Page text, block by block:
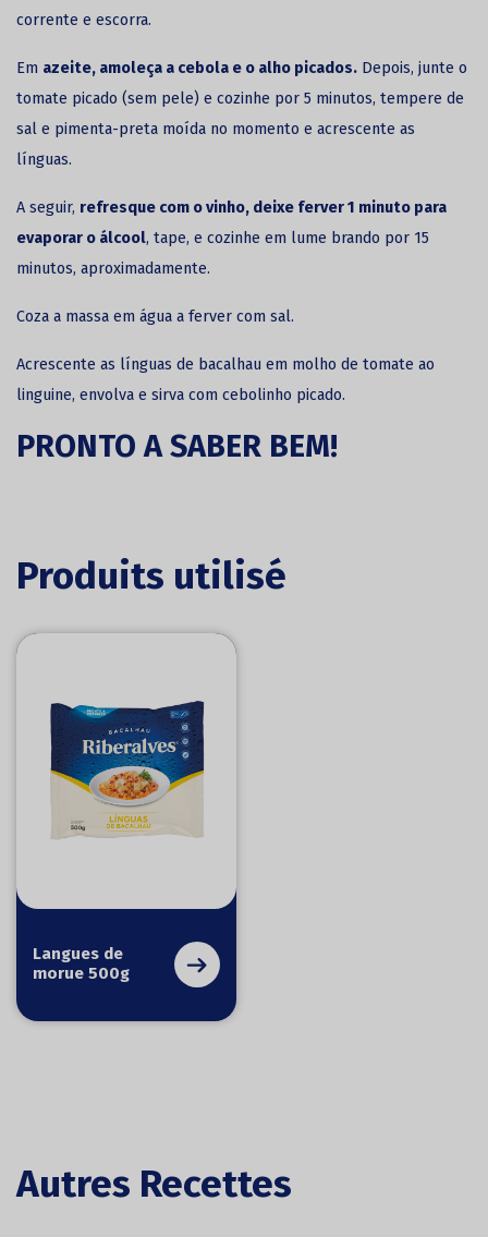
corrente e escorra.
Em azeite, amoleça a cebola e o alho picados. Depois, junte o
tomate picado (sem pele) e cozinhe por 5 minutos, tempere de
sal e pimenta-preta moída no momento e acrescente as
línguas.
A seguir, refresque com o vinho, deixe ferver 1 minuto para
evaporar o álcool, tape, e cozinhe em lume brando por 15
minutos, aproximadamente.
Coza a massa em água a ferver com sal.
Acrescente as línguas de bacalhau em molho de tomate ao
linguine, envolva e sirva com cebolinho picado.
PRONTO A SABER BEM!
Produits utilisé
Langues de
morue 500g
Autres Recettes